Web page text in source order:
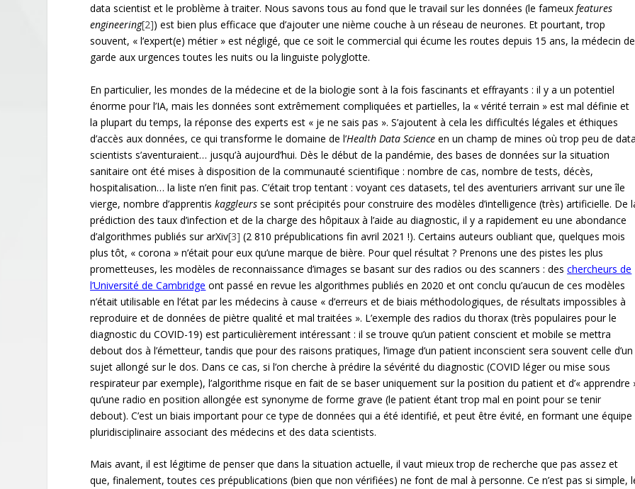
data scientist et le problème à traiter. Nous savons tous au fond que le travail sur les données (le fameuxfeatures
engineering[2]) est bien plus efficace que d’ajouter une nième couche à un réseau de neurones. Et pourtant, trop
souvent, « l’expert(e) métier » est négligé, que ce soit le commercial qui écume les routes depuis 15 ans, la médecin de
garde aux urgences toutes les nuits ou la linguiste polyglotte.
En particulier, les mondes de la médecine et de la biologie sont à la fois fascinants et effrayants : il y a un potentiel
énorme pour l’IA, mais les données sont extrêmement compliquées et partielles, la « vérité terrain » est mal définie et
la plupart du temps, la réponse des experts est « je ne sais pas ». S’ajoutent à cela les difficultés légales et éthiques
d’accès aux données, ce qui transforme le domaine de l’Health Data Science en un champ de mines où trop peu de
scientists s’aventuraient… jusqu’à aujourd’hui. Dès le début de la pandémie, des bases de données sur la situation
sanitaire ont été mises à disposition de la communauté scientifique : nombre de cas, nombre de tests, décès,
hospitalisation… la liste n’en finit pas. C’était trop tentant : voyant ces datasets, tel des aventuriers arrivant sur une île
vierge, nombre d’apprentiskaggleurs se sont précipités pour construire des modèles d’intelligence (très) artificielle. De
prédiction des taux d’infection et de la charge des hôpitaux à l’aide au diagnostic, il y a rapidement eu une abondance
d’algorithmes publiés sur arXiv[3] (2 810 prépublications fin avril 2021 !). Certains auteurs oubliant que, quelques mois
plus tôt, « corona » n’était pour eux qu’une marque de bière. Pour quel résultat ? Prenons une des pistes les plus
prometteuses, les modèles de reconnaissance d’images se basant sur des radios ou des scanners : deschercheurs de
l’Université de Cambridge ont passé en revue les algorithmes publiés en 2020 et ont conclu qu’aucun de ces modèles
n’était utilisable en l’état par les médecins à cause « d’erreurs et de biais méthodologiques, de résultats impossibles à
reproduire et de données de piètre qualité et mal traitées ». L’exemple des radios du thorax (très populaires pour le
diagnostic du COVID-19) est particulièrement intéressant : il se trouve qu’un patient conscient et mobile se mettra
debout dos à l’émetteur, tandis que pour des raisons pratiques, l’image d’un patient inconscient sera souvent celle d’un
sujet allongé sur le dos. Dans ce cas, si l’on cherche à prédire la sévérité du diagnostic (COVID léger ou mise sous
respirateur par exemple), l’algorithme risque en fait de se baser uniquement sur la position du patient et d’« apprendre
qu’une radio en position allongée est synonyme de forme grave (le patient étant trop mal en point pour se tenir
debout). C’est un biais important pour ce type de données qui a été identifié, et peut être évité, en formant une équipe
pluridisciplinaire associant des médecins et des data scientists.
Mais avant, il est légitime de penser que dans la situation actuelle, il vaut mieux trop de recherche que pas assez et
que, finalement, toutes ces prépublications (bien que non vérifiées) ne font de mal à personne. Ce n’est pas si simple,